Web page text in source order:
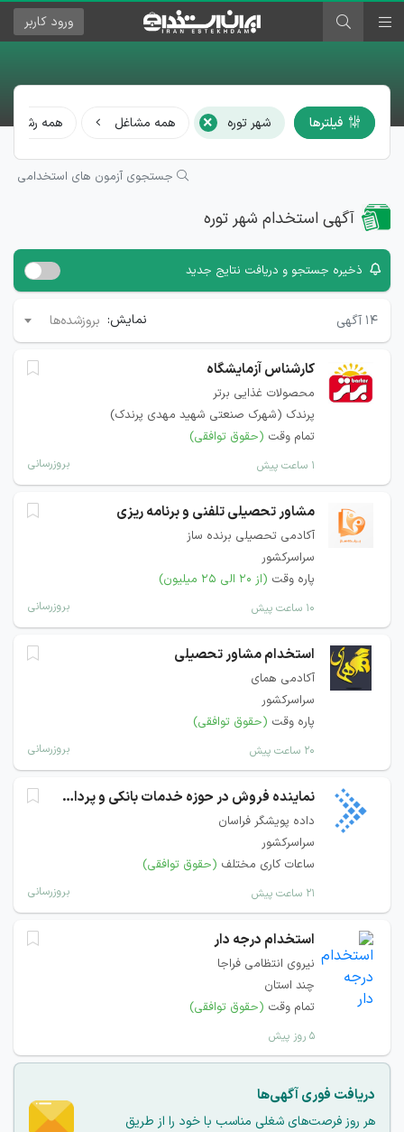
ورود کاربر
فیلترها شهر توره × همه مشاغل همه رشته‌ها
جستجوی آزمون های استخدامی
آگهی استخدام شهر توره
ذخیره جستجو و دریافت نتایج جدید
۱۴ آگهی نمایش: بروزشده‌ها
کارشناس آزمایشگاه
محصولات غذایی برتر
پرندک (شهرک صنعتی شهید مهدی پرندک)
تمام وقت (حقوق توافقی)
۱ ساعت پیش بروزرسانی
مشاور تحصیلی تلفنی و برنامه ریزی
آکادمی تحصیلی برنده ساز
سراسرکشور
پاره وقت (از ۲۰ الی ۲۵ میلیون)
۱۰ ساعت پیش بروزرسانی
استخدام مشاور تحصیلی
آکادمی همای
سراسرکشور
پاره وقت (حقوق توافقی)
۲۰ ساعت پیش بروزرسانی
نماینده فروش در حوزه خدمات بانکی و پرداخت
داده پویشگر فراسان
سراسرکشور
ساعات کاری مختلف (حقوق توافقی)
۲۱ ساعت پیش بروزرسانی
استخدام درجه دار
نیروی انتظامی فراجا
چند استان
تمام وقت (حقوق توافقی)
۵ روز پیش
دریافت فوری آگهی‌ها
هر روز فرصت‌های شغلی مناسب با خود را از طریق